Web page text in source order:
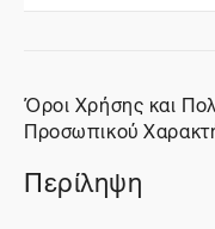
Όροι Χρήσης και
Προσωπικού
Περίληψη